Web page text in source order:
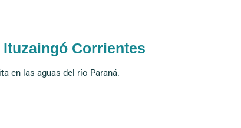
Corrientes
en las aguas del río Paraná.